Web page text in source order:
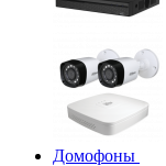
Домофоны